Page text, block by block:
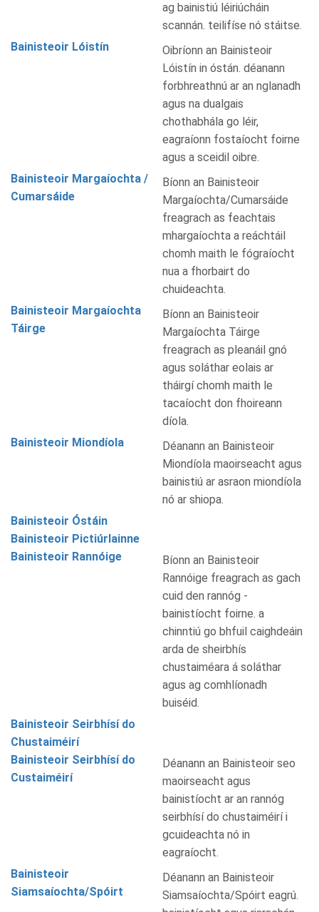
ag bainistiú léiriúcháin
scannán. teilifíse nó stáitse.
Bainisteoir Lóistín
Oibríonn an Bainisteoir
Lóistín in óstán. déanann
forbhreathnú ar an nglanadh
agus na dualgais
chothabhála go léir,
eagraíonn fostaíocht foirne
agus a sceidil oibre.
Bainisteoir Margaíochta /
Cumarsáide
Bíonn an Bainisteoir
Margaíochta/Cumarsáide
freagrach as feachtais
mhargaíochta a reáchtáil
chomh maith le fógraíocht
nua a fhorbairt do
chuideachta.
Bainisteoir Margaíochta
Táirge
Bíonn an Bainisteoir
Margaíochta Táirge
freagrach as pleanáil gnó
agus soláthar eolais ar
tháirgí chomh maith le
tacaíocht don fhoireann
díola.
Bainisteoir Miondíola
Déanann an Bainisteoir
Miondíola maoirseacht agus
bainistiú ar asraon miondíola
nó ar shiopa.
Bainisteoir Óstáin
Bainisteoir Pictiúrlainne
Bainisteoir Rannóige
Bíonn an Bainisteoir
Rannóige freagrach as gach
cuid den rannóg -
bainistíocht foirne. a
chinntiú go bhfuil caighdeáin
arda de sheirbhís
chustaiméara á soláthar
agus ag comhlíonadh
buiséid.
Bainisteoir Seirbhísí do
Chustaiméirí
Bainisteoir Seirbhísí do
Custaiméirí
Déanann an Bainisteoir seo
maoirseacht agus
bainistíocht ar an rannóg
seirbhísí do chustaiméirí i
gcuideachta nó in
eagraíocht.
Bainisteoir
Siamsaíochta/Spóirt
Déanann an Bainisteoir
Siamsaíochta/Spóirt eagrú.